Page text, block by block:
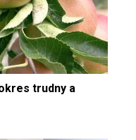
trudny a